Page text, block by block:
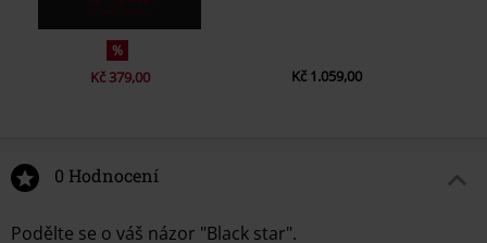
%
Kč 379,00 Kč 1.059,00
0 Hodnocení
Podělte se o váš názor "Black star".